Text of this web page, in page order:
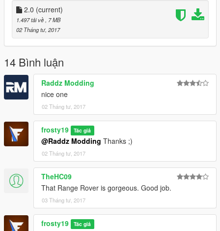
2.0 (current)
1.497 tải về, 7 MB
02 Tháng tư, 2017
14 Bình luận
Raddz Modding
nice one
02 Tháng tư, 2017
frosty19 Tác giả
@Raddz Modding Thanks ;)
02 Tháng tư, 2017
TheHC09
That Range Rover is gorgeous. Good job.
03 Tháng tư, 2017
frosty19 Tác giả